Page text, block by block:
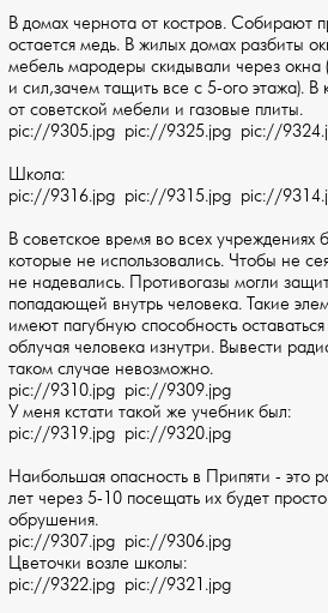
В домах чернота от костров. Собирают
остается медь. В жилых домах разбиты
мебель мародеры скидывали через
и сил,зачем тащить все с 5-ого этажа). В
от советской мебели и газовые плиты.
pic://9305.jpg pic://9325.jpg pic://
Школа:
pic://9316.jpg pic://9315.jpg pic://
В советское время во всех учреждениях
которые не использовались. Чтобы не
не надевались. Противогазы могли
попадающей внутрь человека. Такие
имеют пагубную способность
облучая человека изнутри. Вывести
таком случае невозможно.
pic://9310.jpg pic://9309.jpg
У меня кстати такой же учебник был:
pic://9319.jpg pic://9320.jpg
Наибольшая опасность в Припяти - это
лет через 5-10 посещать их будет
обрушения.
pic://9307.jpg pic://9306.jpg
Цветочки возле школы:
pic://9322.jpg pic://9321.jpg